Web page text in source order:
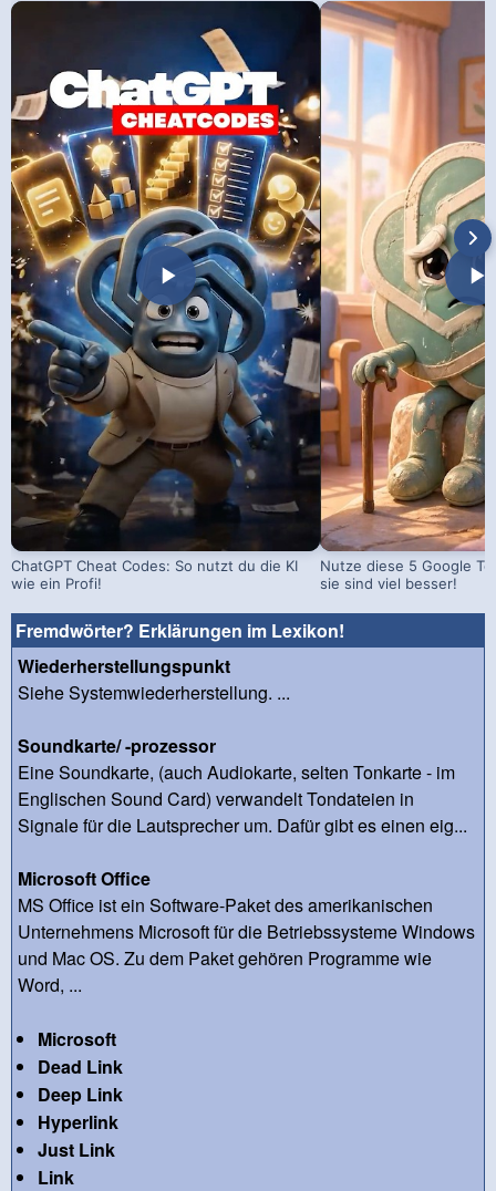
ChatGPT Cheat Codes: So nutzt du die KI
wie ein Profi!
Nutze diese 5 Google
sie sind viel besser!
Fremdwörter? Erklärungen im Lexikon!
Wiederherstellungspunkt
Siehe Systemwiederherstellung. ...
Soundkarte/ -prozessor
Eine Soundkarte, (auch Audiokarte, selten Tonkarte - im
Englischen Sound Card) verwandelt Tondateien in
Signale für die Lautsprecher um. Dafür gibt es einen eig...
Microsoft Office
MS Office ist ein Software-Paket des amerikanischen
Unternehmens Microsoft für die Betriebssysteme Windows
und Mac OS. Zu dem Paket gehören Programme wie
Word, ...
Microsoft
Dead Link
Deep Link
Hyperlink
Just Link
Link